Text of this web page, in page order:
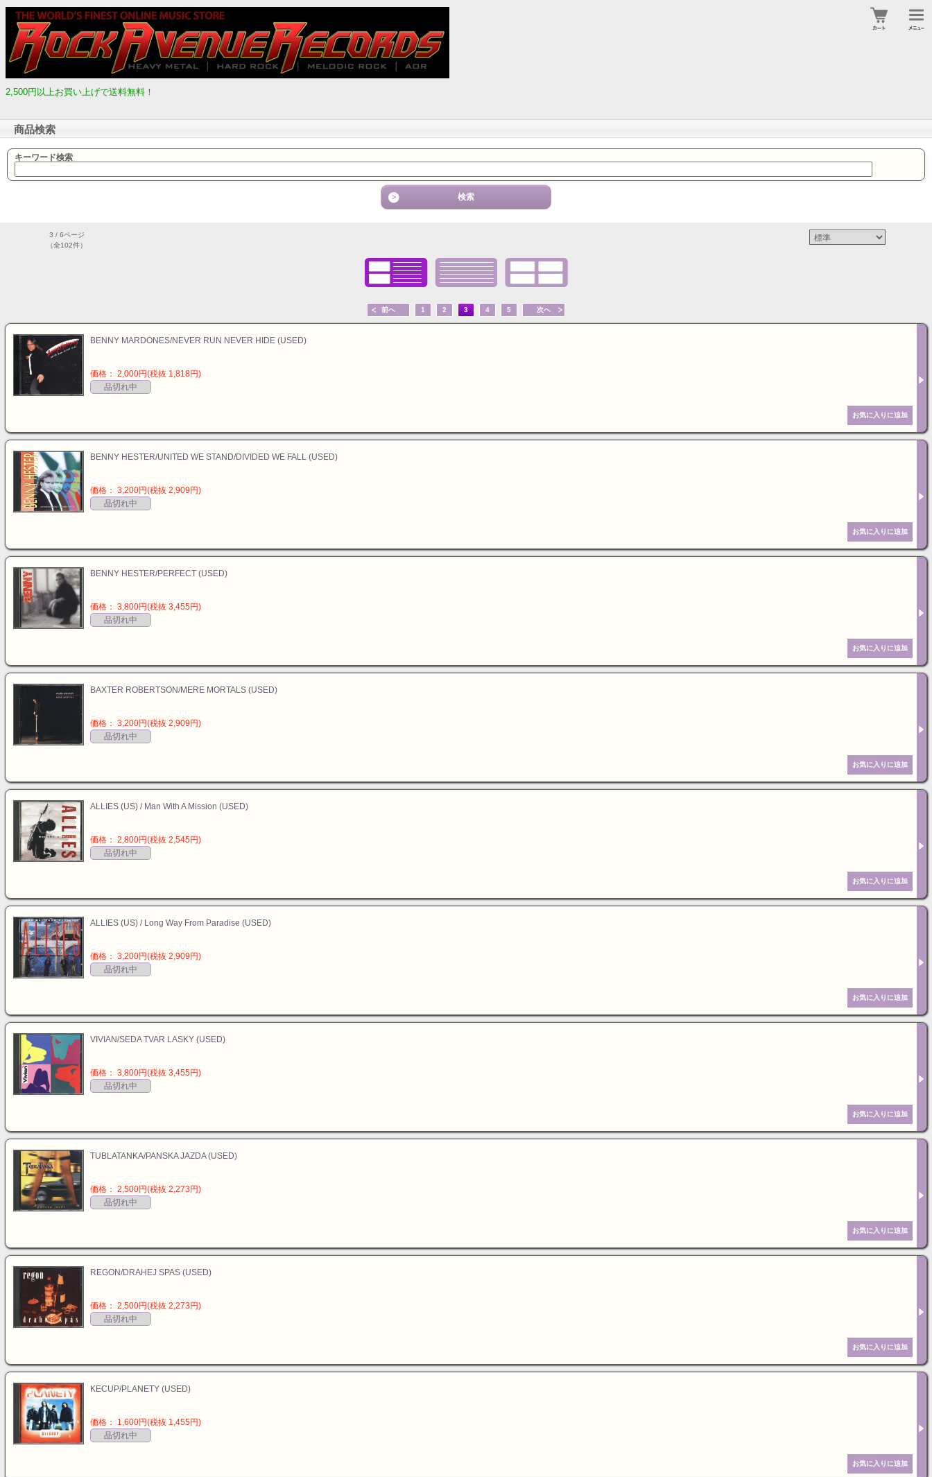
2,500円以上お買い上げで送料無料！
商品検索
キーワード検索
3 / 6ページ
（全102件）
前へ 1 2 3 4 5 次へ
BENNY MARDONES/NEVER RUN NEVER HIDE (USED)
価格： 2,000円(税抜 1,818円)
品切れ中
BENNY HESTER/UNITED WE STAND/DIVIDED WE FALL (USED)
価格： 3,200円(税抜 2,909円)
品切れ中
BENNY HESTER/PERFECT (USED)
価格： 3,800円(税抜 3,455円)
品切れ中
BAXTER ROBERTSON/MERE MORTALS (USED)
価格： 3,200円(税抜 2,909円)
品切れ中
ALLIES (US) / Man With A Mission (USED)
価格： 2,800円(税抜 2,545円)
品切れ中
ALLIES (US) / Long Way From Paradise (USED)
価格： 3,200円(税抜 2,909円)
品切れ中
VIVIAN/SEDA TVAR LASKY (USED)
価格： 3,800円(税抜 3,455円)
品切れ中
TUBLATANKA/PANSKA JAZDA (USED)
価格： 2,500円(税抜 2,273円)
品切れ中
REGON/DRAHEJ SPAS (USED)
価格： 2,500円(税抜 2,273円)
品切れ中
KECUP/PLANETY (USED)
価格： 1,600円(税抜 1,455円)
品切れ中